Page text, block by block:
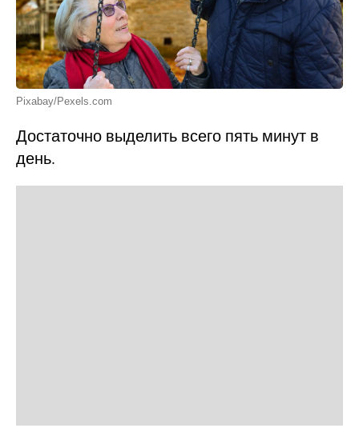
Pixabay/Pexels.com
Достаточно выделить всего пять минут в
день.